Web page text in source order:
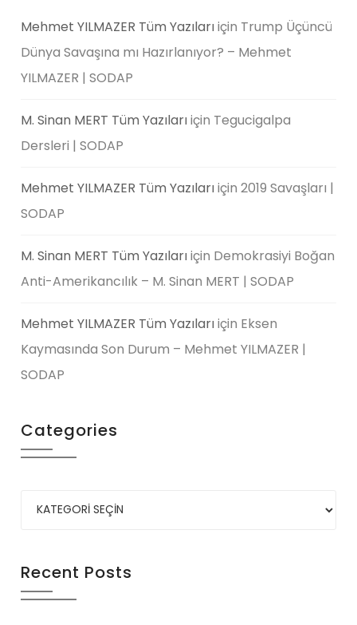
Mehmet YILMAZER Tüm Yazılarıiçin Trump Üçüncü
Dünya Savaşına mı Hazırlanıyor? – Mehmet
YILMAZER | SODAP
M. Sinan MERT Tüm Yazılarıiçin Tegucigalpa
Dersleri | SODAP
Mehmet YILMAZER Tüm Yazılarıiçin2019 Savaşları |
SODAP
M. Sinan MERT Tüm Yazılarıiçin Demokrasiyi Boğan
Anti-Amerikancılık – M. Sinan MERT | SODAP
Mehmet YILMAZER Tüm Yazılarıiçin Eksen
Kaymasında Son Durum – Mehmet YILMAZER |
SODAP
Categories
Recent Posts